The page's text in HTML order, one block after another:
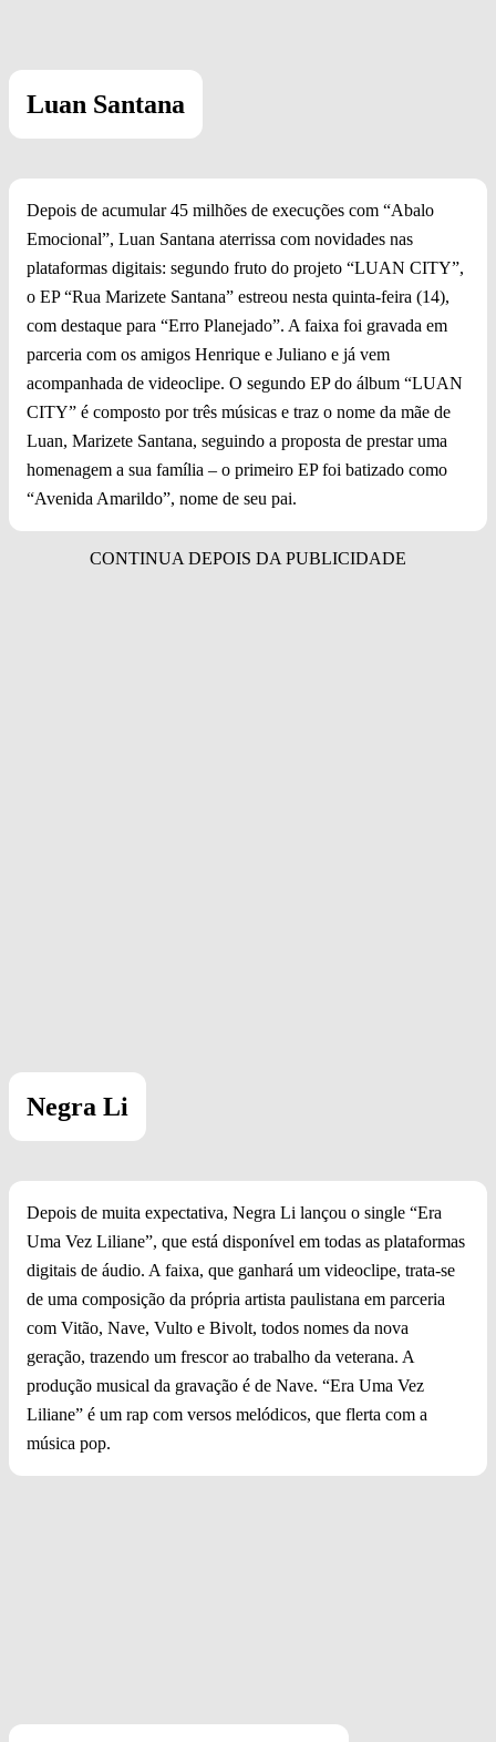
Luan Santana
Depois de acumular 45 milhões de execuções com “Abalo
Emocional”, Luan Santana aterrissa com novidades nas
plataformas digitais: segundo fruto do projeto “LUAN CITY”,
o EP “Rua Marizete Santana” estreou nesta quinta-feira (14),
com destaque para “Erro Planejado”. A faixa foi gravada em
parceria com os amigos Henrique e Juliano e já vem
acompanhada de videoclipe. O segundo EP do álbum “LUAN
CITY” é composto por três músicas e traz o nome da mãe de
Luan, Marizete Santana, seguindo a proposta de prestar uma
homenagem a sua família – o primeiro EP foi batizado como
“Avenida Amarildo”, nome de seu pai.
Negra Li
Depois de muita expectativa, Negra Li lançou o single “Era
Uma Vez Liliane”, que está disponível em todas as plataformas
digitais de áudio. A faixa, que ganhará um videoclipe, trata-se
de uma composição da própria artista paulistana em parceria
com Vitão, Nave, Vulto e Bivolt, todos nomes da nova
geração, trazendo um frescor ao trabalho da veterana. A
produção musical da gravação é de Nave. “Era Uma Vez
Liliane” é um rap com versos melódicos, que flerta com a
música pop.